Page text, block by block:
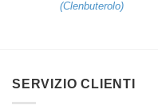
(Clenbuterolo)
SERVIZIO CLIENTI